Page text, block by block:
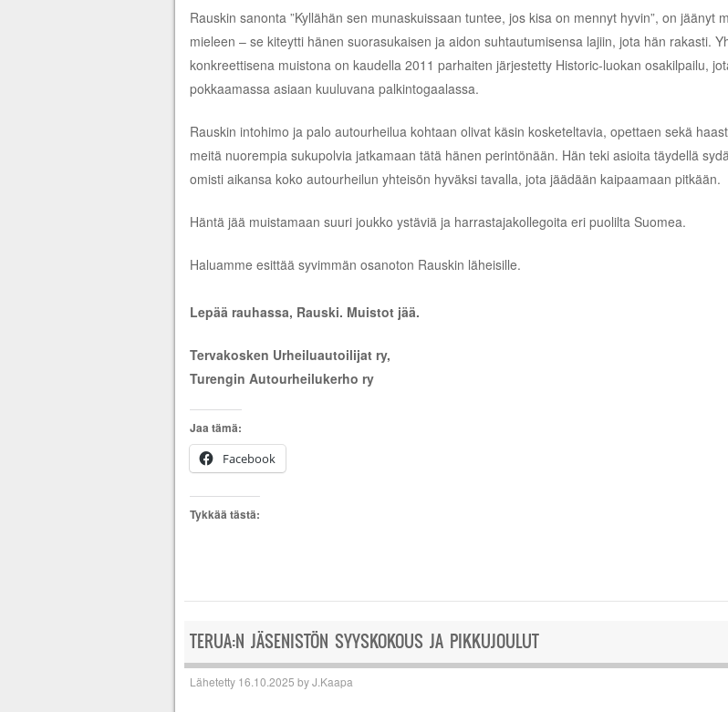
Rauskin sanonta ”Kyllähän sen munaskuissaan tuntee, jos kisa on mennyt hyvin”, on jäänyt
mieleen – se kiteytti hänen suorasukaisen ja aidon suhtautumisensa lajiin, jota hän rakasti.
konkreettisena muistona on kaudella 2011 parhaiten järjestetty Historic-luokan osakilpailu,
pokkaamassa asiaan kuuluvana palkintogaalassa.
Rauskin intohimo ja palo autourheilua kohtaan olivat käsin kosketeltavia, opettaen sekä
meitä nuorempia sukupolvia jatkamaan tätä hänen perintönään. Hän teki asioita täydellä
omisti aikansa koko autourheilun yhteisön hyväksi tavalla, jota jäädään kaipaamaan pitkään.
Häntä jää muistamaan suuri joukko ystäviä ja harrastajakollegoita eri puolilta Suomea.
Haluamme esittää syvimmän osanoton Rauskin läheisille.
Lepää rauhassa, Rauski. Muistot jää.
Tervakosken Urheiluautoilijat ry,
Turengin Autourheilukerho ry
Jaa tämä:
Facebook
Tykkää tästä:
TERUA:N JÄSENISTÖN SYYSKOKOUS JA PIKKUJOULUT
Lähetetty 16.10.2025 byJ.Kaapa